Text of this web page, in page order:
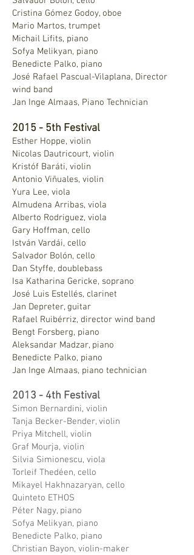
Cristina Gómez Godoy, oboe
Mario Martos, trumpet
Michail Lifits, piano
Sofya Melikyan, piano
Benedicte Palko, piano
José Rafael Pascual-Vilaplana, Director
wind band
Jan Inge Almaas, Piano Technician
2015 - 5th Festival
Esther Hoppe, violin
Nicolas Dautricourt, violin
Kristóf Baráti, violin
Antonio Viñuales, violin
Yura Lee, viola
Almudena Arribas, viola
Alberto Rodriguez, viola
Gary Hoffman, cello
István Vardái, cello
Salvador Bolón, cello
Dan Styffe, doublebass
Isa Katharina Gericke, soprano
José Luis Estellés, clarinet
Jan Depreter, guitar
Rafael Ruibérriz, director wind band
Bengt Forsberg, piano
Aleksandar Madzar, piano
Benedicte Palko, piano
Jan Inge Almaas, piano technician
2013 - 4th Festival
Simon Bernardini, violin
Tanja Becker-Bender, violin
Priya Mitchell, violin
Graf Mourja, violin
Silvia Simionescu, viola
Torleif Thedéen, cello
Mikayel Hakhnazaryan, cello
Quinteto ETHOS
Péter Nagy, piano
Sofya Melikyan, piano
Benedicte Palko, piano
Christian Bayon, violin-maker